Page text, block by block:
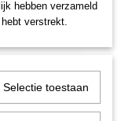
hebben verzameld
verstrekt.
Selectie toestaan